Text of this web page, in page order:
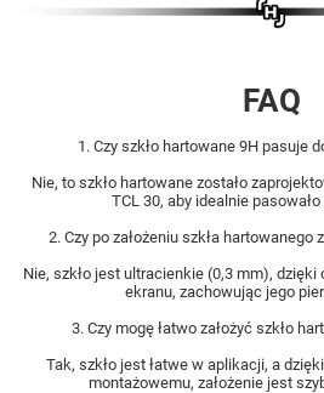
FAQ
1. Czy szkło hartowane 9H pasuje
Nie, to szkło hartowane zostało
TCL 30, aby idealnie
2. Czy po założeniu szkła hartowanego
Nie, szkło jest ultracienkie (0,3 mm), dzięki
ekranu, zachowując jego
3. Czy mogę łatwo założyć szkło
Tak, szkło jest łatwe w aplikacji, a
montażowemu, założenie jest